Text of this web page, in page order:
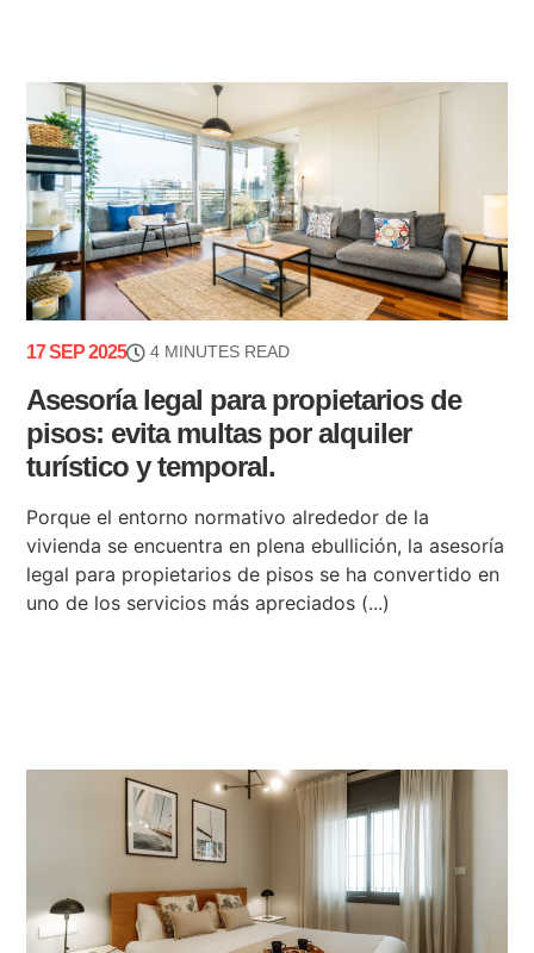
17 SEP 2025 4 MINUTES READ
Asesoría legal para propietarios de
pisos: evita multas por alquiler
turístico y temporal.
Porque el entorno normativo alrededor de la
vivienda se encuentra en plena ebullición, la asesoría
legal para propietarios de pisos se ha convertido en
uno de los servicios más apreciados (...)